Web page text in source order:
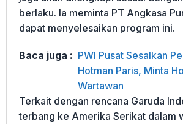
berlaku. Ia meminta PT Angkasa
dapat menyelesaikan program ini.
Baca juga : PWI Pusat Sesalkan
Hotman Paris, Minta
Wartawan
Terkait dengan rencana Garuda
terbang ke Amerika Serikat dalam